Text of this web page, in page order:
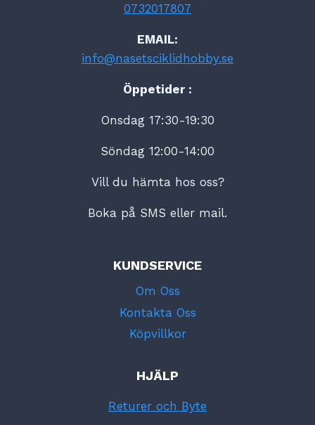
0732017807
EMAIL:
info@nasetsciklidhobby.se
Öppetider :
Onsdag 17:30-19:30
Söndag 12:00-14:00
Vill du hämta hos oss?
Boka på SMS eller mail.
KUNDSERVICE
Om Oss
Kontakta Oss
Köpvillkor
HJÄLP
Returer och Byte